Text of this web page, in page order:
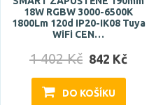
18W RGBW 3000-6500K
1800Lm 120d IP20-IK08 Tuya
WiFi CEN…
1 402 Kč 842 Kč
DO KOŠÍKU